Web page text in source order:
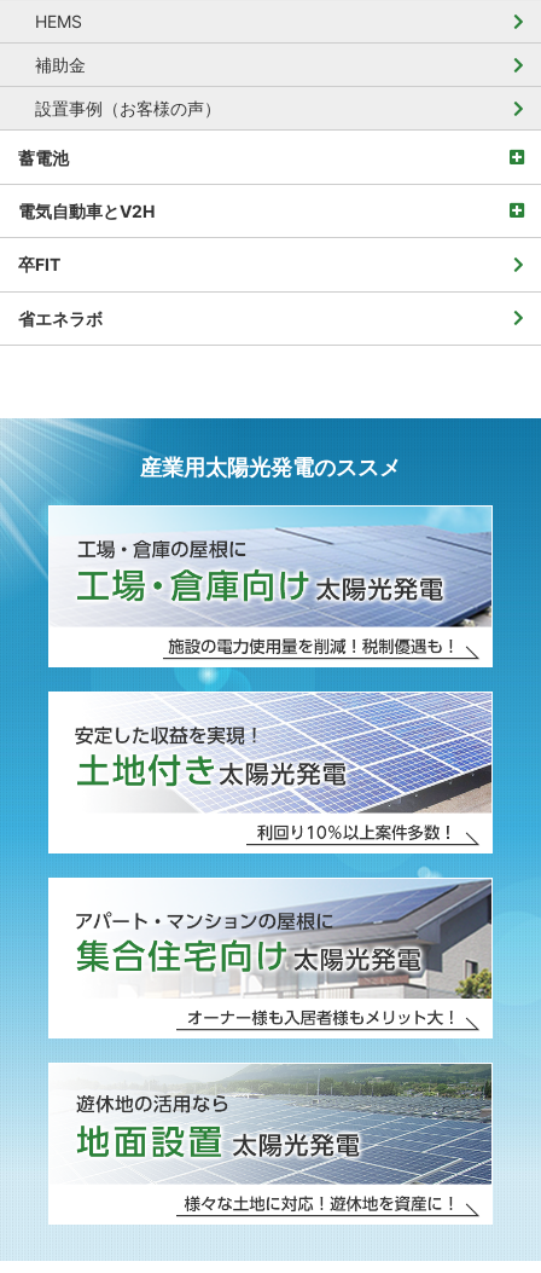
HEMS
補助金
設置事例（お客様の声）
蓄電池
電気自動車とV2H
卒FIT
省エネラボ
産業用太陽光発電のススメ